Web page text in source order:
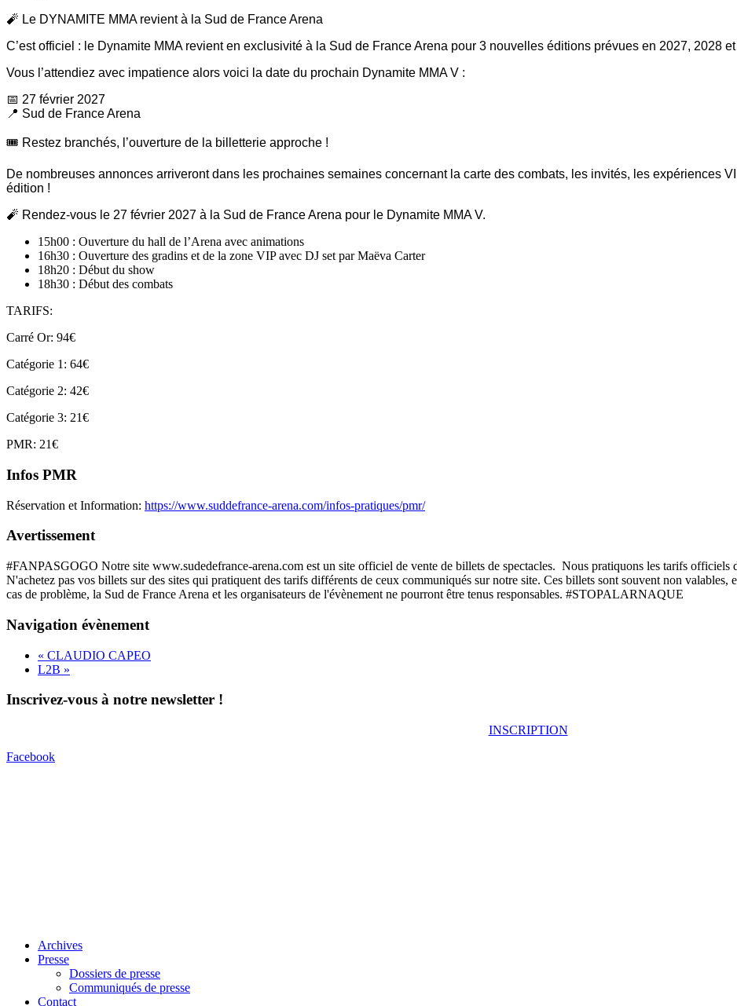
🧨 Le DYNAMITE MMA revient à la Sud de France Arena
C’est officiel : le Dynamite MMA revient en exclusivité à la Sud de France Arena pour 3 nouvelles éditions prévues en 2027, 2028
Vous l’attendiez avec impatience alors voici la date du prochain Dynamite MMA V :
📅 27 février 2027
📍 Sud de France Arena
🎟️ Restez branchés, l’ouverture de la billetterie approche !
De nombreuses annonces arriveront dans les prochaines semaines concernant la carte des combats, les invités, les expériences
édition !
🧨 Rendez-vous le 27 février 2027 à la Sud de France Arena pour le Dynamite MMA V.
15h00 : Ouverture du hall de l’Arena avec animations
16h30 : Ouverture des gradins et de la zone VIP avec DJ set par Maëva Carter
18h20 : Début du show
18h30 : Début des combats
TARIFS:
Carré Or: 94€
Catégorie 1: 64€
Catégorie 2: 42€
Catégorie 3: 21€
PMR: 21€
Infos PMR
Réservation et Information: https://www.suddefrance-arena.com/infos-pratiques/pmr/
Avertissement
#FANPASGOGO Notre site www.sudedefrance-arena.com est un site officiel de vente de billets de spectacles. Nous pratiquons les tarifs officiels
N'achetez pas vos billets sur des sites qui pratiquent des tarifs différents de ceux communiqués sur notre site. Ces billets sont souvent non valables,
cas de problème, la Sud de France Arena et les organisateurs de l'évènement ne pourront être tenus responsables. #STOPALARNAQUE
Navigation évènement
« CLAUDIO CAPEO
L2B »
Inscrivez-vous à notre newsletter !
INSCRIPTION
Facebook
Archives
Presse
Dossiers de presse
Communiqués de presse
Contact